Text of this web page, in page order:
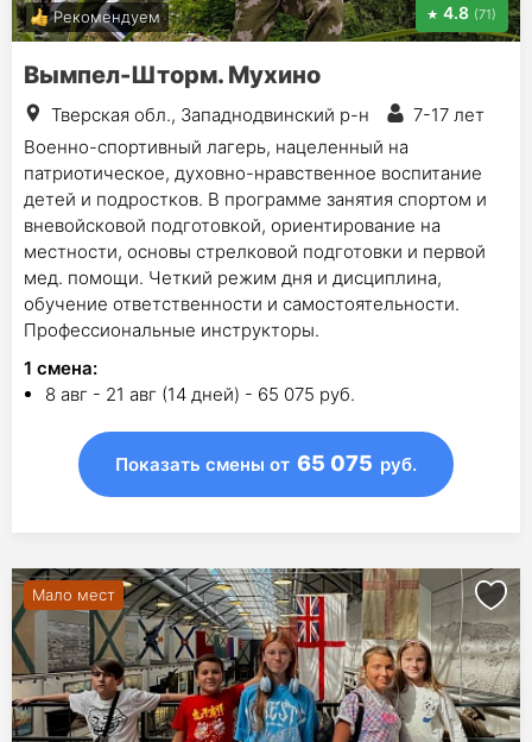
Рекомендуем 4.8 (71)
Вымпел-Шторм. Мухино
Тверская обл., Западнодвинский р-н
7-17 лет
Военно-спортивный лагерь, нацеленный на
патриотическое, духовно-нравственное воспитание
детей и подростков. В программе занятия спортом и
вневойсковой подготовкой, ориентирование на
местности, основы стрелковой подготовки и первой
мед. помощи. Четкий режим дня и дисциплина,
обучение ответственности и самостоятельности.
Профессиональные инструкторы.
1 смена:
8 авг - 21 авг (14 дней) - 65 075 руб.
Показать смены от 65 075 руб.
Мало мест